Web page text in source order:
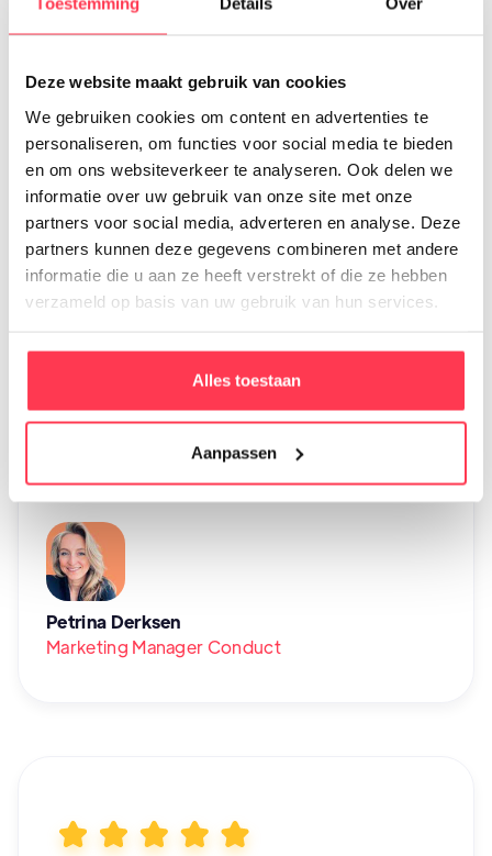
Deze website maakt gebruik van cookies
We gebruiken cookies om content en advertenties te
personaliseren, om functies voor social media te bieden
en om ons websiteverkeer te analyseren. Ook delen we
informatie over uw gebruik van onze site met onze
partners voor social media, adverteren en analyse. Deze
partners kunnen deze gegevens combineren met andere
informatie die u aan ze heeft verstrekt of die ze hebben
verzameld op basis van uw gebruik van hun services.
Alles toestaan
Aanpassen
We werkten met diverse marketing bureaus en
volgden marketing trainingen, maar het lukte
maar niet onze marketing verder te
professionaliseren. Onze sales cyclus is niet
eenvoudig, en ons product complex, dus vond
ik het lastig een partij te vinden die ons écht
begreep. Na het eerste gesprek met Robin en
B2B organisatie en wil je stappen maken met je
marketing? Dan raad ik deze jongens van harte
aan.
Petrina Derksen
Marketing Manager Conduct